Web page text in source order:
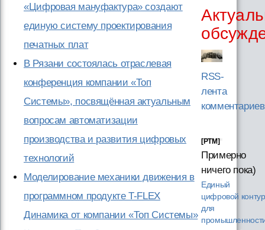
«Цифровая мануфактура» создают
единую систему проектирования
печатных плат
В Рязани состоялась отраслевая
конференция компании «Топ
Системы», посвящённая актуальным
вопросам автоматизации
производства и развития цифровых
технологий
Моделирование механики движения в
программном продукте T-FLEX
Динамика от компании «Топ Системы»
RSS-
лента
комментариев
[PTM]
Примерно
ничего пока)
Единый
цифровой контур
для